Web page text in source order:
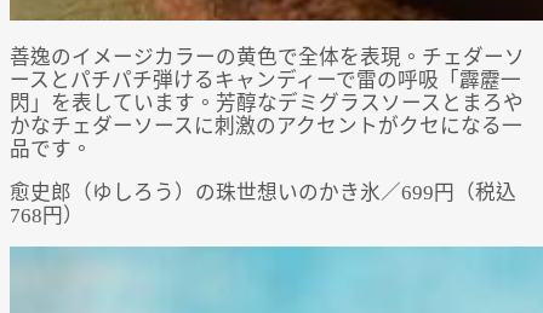
善逸のイメージカラーの黄色で全体を表現。チェダーソ
ースとパチパチ弾けるキャンディーで雷の呼吸「霹靂一
閃」を表しています。芳醇なデミグラスソースとまろや
かなチェダーソースに刺激のアクセントがクセになる一
品です。
愈史郎（ゆしろう）の珠世想いのかき氷／699円（税込
768円）